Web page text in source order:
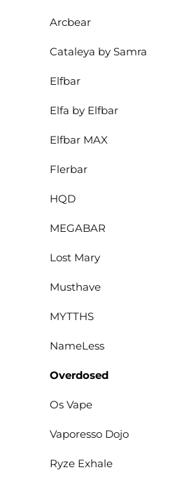
Arcbear
Cataleya by Samra
Elfbar
Elfa by Elfbar
Elfbar MAX
Flerbar
HQD
MEGABAR
Lost Mary
Musthave
MYTTHS
NameLess
Overdosed
Os Vape
Vaporesso Dojo
Ryze Exhale